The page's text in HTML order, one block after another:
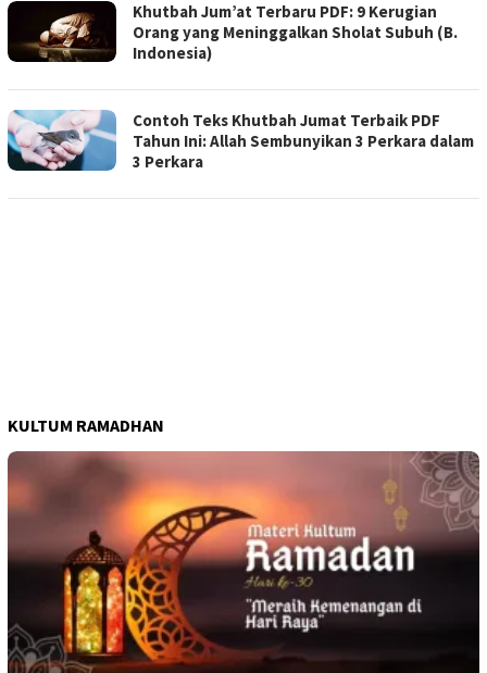
Khutbah Jum’at Terbaru PDF: 9 Kerugian
Orang yang Meninggalkan Sholat Subuh (B.
Indonesia)
Contoh Teks Khutbah Jumat Terbaik PDF
Tahun Ini: Allah Sembunyikan 3 Perkara dalam
3 Perkara
KULTUM RAMADHAN